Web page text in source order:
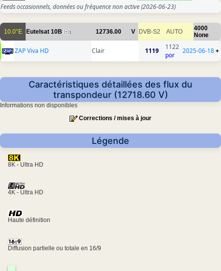
Feeds occasionnels, données ou fréquence non active(2026-06-23)
10.0°E Eutelsat 10B 1 12736.00 V DVB-S2 AUTO
4000
None
ZAP Viva HD Clair 1119
1122
por
2025-06-18+
Caractéristiques détaillées des flux du
transpondeur (12718.60 V)
Informations non disponibles
Corrections / mises à jour
Légende
8K - Ultra HD
4K - Ultra HD
Haute définition
Diffusion partielle ou totale en 16/9